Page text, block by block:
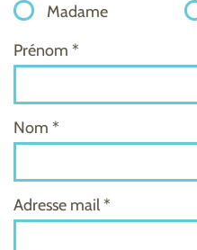
Madame
Prénom *
Nom *
Adresse mail *